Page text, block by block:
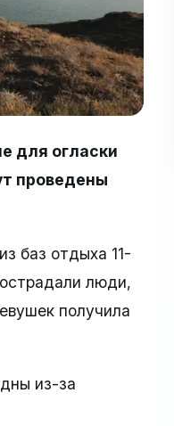
для огласки
проведены
баз отдыха 11-
люди,
получила
из-за